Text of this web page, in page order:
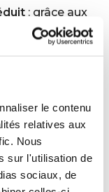
le contenu
relatives aux
Nous
sur l'utilisation de
sociaux, de
: grâce aux
impuissant.
chaque
calment les
rappelle, plutôt
le bon choix »,
se
En agissant
et la